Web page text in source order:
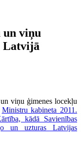
un viņu
Latvijā
viņu ģimenes locekļu
Ministru kabineta 2011.
kādā Savienības
un uzturas Latvijas